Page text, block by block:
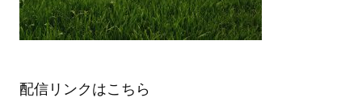
配信リンクはこちら